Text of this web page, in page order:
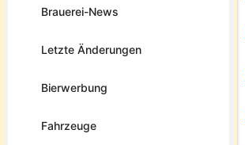
Brauerei-News
Letzte Änderungen
Bierwerbung
Fahrzeuge